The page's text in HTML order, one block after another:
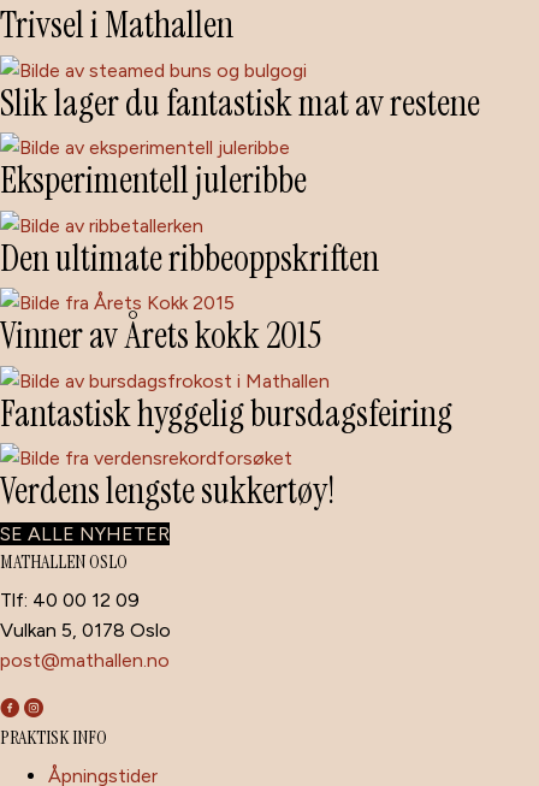
Trivsel i Mathallen
Slik lager du fantastisk mat av restene
Eksperimentell juleribbe
Den ultimate ribbeoppskriften
Vinner av Årets kokk 2015
Fantastisk hyggelig bursdagsfeiring
Verdens lengste sukkertøy!
SE ALLE NYHETER
MATHALLEN OSLO
Tlf: 40 00 12 09
Vulkan 5, 0178 Oslo
post@mathallen.no
PRAKTISK INFO
Åpningstider